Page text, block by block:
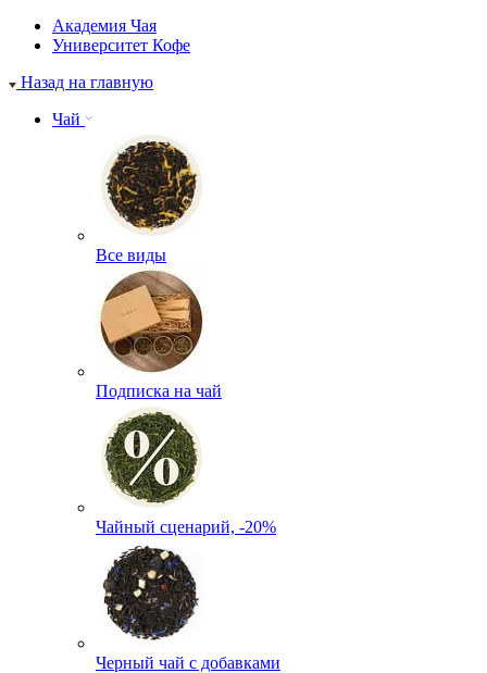
Академия Чая
Университет Кофе
Назад на главную
Чай
Все виды
Подписка на чай
Чайный сценарий, -20%
Черный чай с добавками